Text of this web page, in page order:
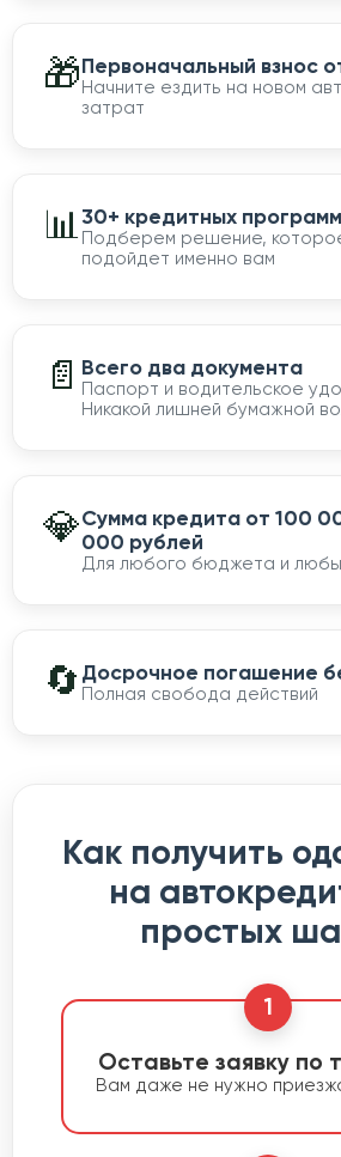
🎁Первоначальный взнос
Начните ездить на новом
затрат
📊30+ кредитных программ
Подберем решение,
подойдет именно вам
📄 Всего два документа
Паспорт и водительское
Никакой лишней бумажной
💎Сумма кредита от 100
000 рублей
Для любого бюджета и
🔄 Досрочное погашение
Полная свобода действий
Как получить
на
простых
1
Оставьте заявку по
Вам даже не нужно